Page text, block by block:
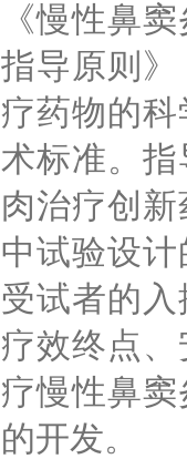
《慢性鼻
指导原则
疗药物的
术标准。
肉治疗创
中试验设
受试者的
疗效终点
疗慢性鼻
的开发。